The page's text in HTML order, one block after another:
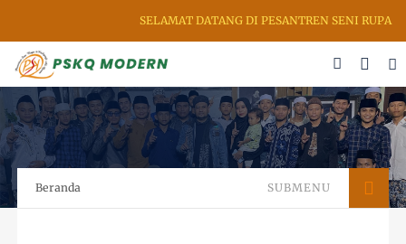
SELAMAT DATANG DI PESANTREN SENI RUPA &
Beranda SUBMENU